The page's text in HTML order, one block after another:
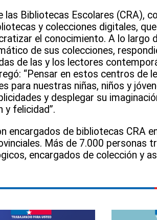
las Bibliotecas Escolares (CRA),
y colecciones digitales,
el conocimiento. A lo largo
de sus colecciones,
de las y los lectores
“Pensar en estos centros de
para nuestras niñas, niños y
y desplegar su
y felicidad”.
encargados de bibliotecas CRA
Más de 7.000 personas
encargados de colección y